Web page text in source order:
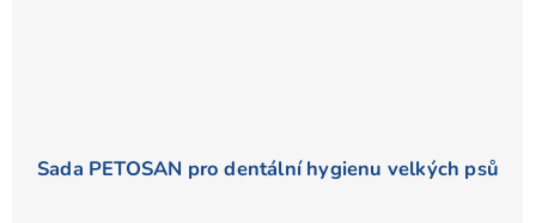
Sada PETOSAN pro dentální hygienu velkých psů